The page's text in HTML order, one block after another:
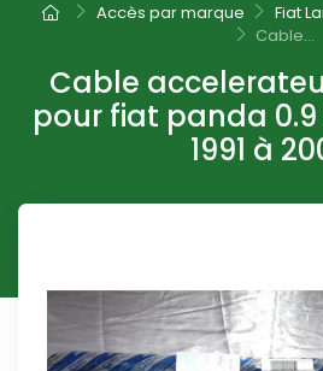
Accès par marque
Fiat
Cable...
Cable
pour fiat panda 0.9
1991 à